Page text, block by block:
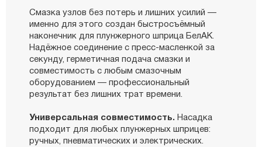
Смазка узлов без потерь и лишних усилий —
именно для этого создан быстросъёмный
наконечник для плунжерного шприца БелАК.
Надёжное соединение с пресс-масленкой за
секунду, герметичная подача смазки и
совместимость с любым смазочным
оборудованием — профессиональный
результат без лишних трат времени.
Универсальная совместимость. Насадка
подходит для любых плунжерных шприцев:
ручных, пневматических и электрических.